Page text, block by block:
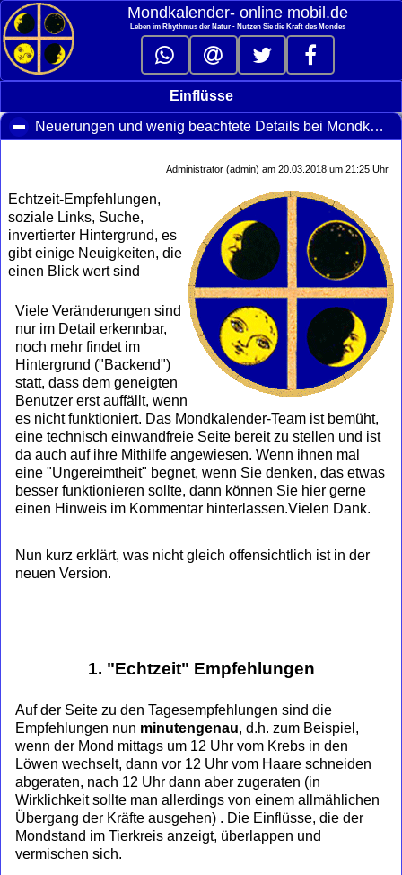
Mondkalender‑ online mobil.de
Leben im Rhythmus der Natur - Nutzen Sie die Kraft des Mondes
Einflüsse
Neuerungen und wenig beachtete Details bei Mondkalender-online
Administrator (admin) am 20.03.2018 um 21:25 Uhr
Echtzeit-Empfehlungen,
soziale Links, Suche,
invertierter Hintergrund, es
gibt einige Neuigkeiten, die
einen Blick wert sind
Viele Veränderungen sind
nur im Detail erkennbar,
noch mehr findet im
Hintergrund ("Backend")
statt, dass dem geneigten
Benutzer erst auffällt, wenn
es nicht funktioniert. Das Mondkalender-Team ist bemüht,
eine technisch einwandfreie Seite bereit zu stellen und ist
da auch auf ihre Mithilfe angewiesen. Wenn ihnen mal
eine "Ungereimtheit" begnet, wenn Sie denken, das etwas
besser funktionieren sollte, dann können Sie hier gerne
einen Hinweis im Kommentar hinterlassen.Vielen Dank.
Nun kurz erklärt, was nicht gleich offensichtlich ist in der
neuen Version.
1. "Echtzeit" Empfehlungen
Auf der Seite zu den Tagesempfehlungen sind die
Empfehlungen nun minutengenau, d.h. zum Beispiel,
wenn der Mond mittags um 12 Uhr vom Krebs in den
Löwen wechselt, dann vor 12 Uhr vom Haare schneiden
abgeraten, nach 12 Uhr dann aber zugeraten (in
Wirklichkeit sollte man allerdings von einem allmählichen
Übergang der Kräfte ausgehen) . Die Einflüsse, die der
Mondstand im Tierkreis anzeigt, überlappen und
vermischen sich.